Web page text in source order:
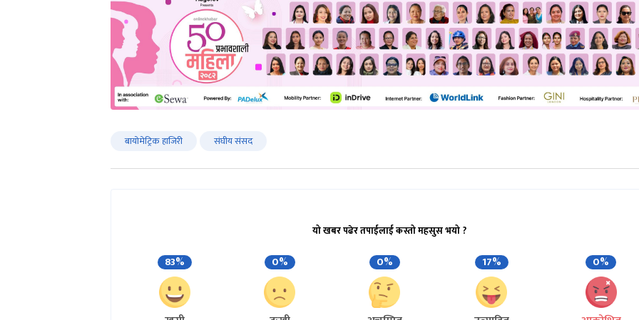
बायोमेट्रिक हाजिरी संघीय संसद
यो खबर पढेर तपाईलाई कस्तो महसुस भयो ?
83% 0% 0% 17% 0%